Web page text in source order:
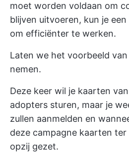
moet worden voldaan om
blijven uitvoeren, kun je
om efficiënter te werken.
Laten we het voorbeeld
nemen.
Deze keer wil je kaarten
adopters sturen, maar je
zullen aanmelden en
deze campagne kaarten
opzij gezet.